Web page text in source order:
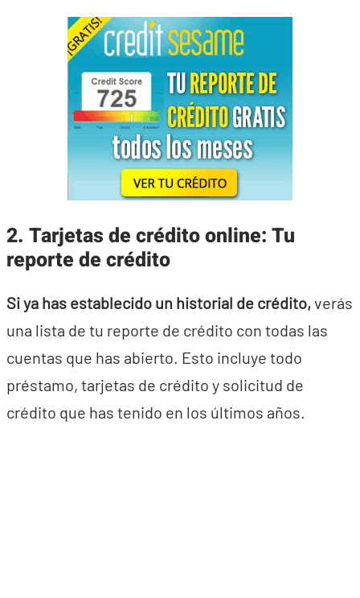
2. Tarjetas de crédito online: Tu
reporte de crédito
Si ya has establecido un historial de crédito,verás
una lista de tu reporte de crédito con todas las
cuentas que has abierto. Esto incluye todo
préstamo, tarjetas de crédito y solicitud de
crédito que has tenido en los últimos años.